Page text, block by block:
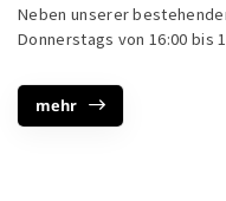
Neben unserer
Donnerstags von 16:00 bis
mehr